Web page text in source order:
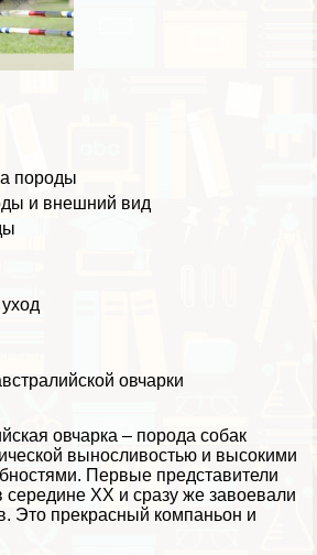
породы
и внешний вид
овчарки
овчарка – порода собак
выносливостью и высокими
Первые представители
XX и сразу же завоевали
Это прекрасный компаньон и